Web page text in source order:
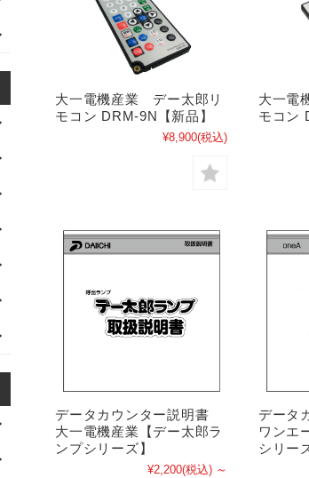
大一電機産業 デー太郎リ
モコン DRM-9N【新品】
¥8,900(税込)
大一電
モコン
データカウンター説明書
大一電機産業【デー太郎ラ
ンプシリーズ】
¥2,200(税込) ～
データ
ワンエ
シリー